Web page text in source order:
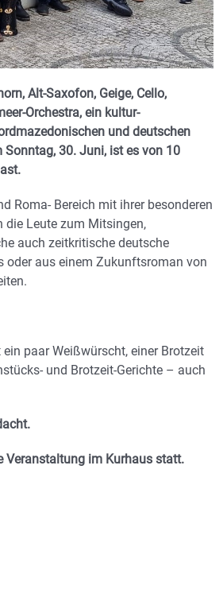
Alt-Saxofon, Geige, Cello,
Orchestra, ein kultur-
und deutschen
30. Juni, ist es von 10
Roma- Bereich mit ihrer besonderen
die Leute zum Mitsingen,
auch zeitkritische deutsche
oder aus einem Zukunftsroman von
paar Weißwürscht, einer Brotzeit
und Brotzeit-Gerichte – auch
Veranstaltung im Kurhaus statt.